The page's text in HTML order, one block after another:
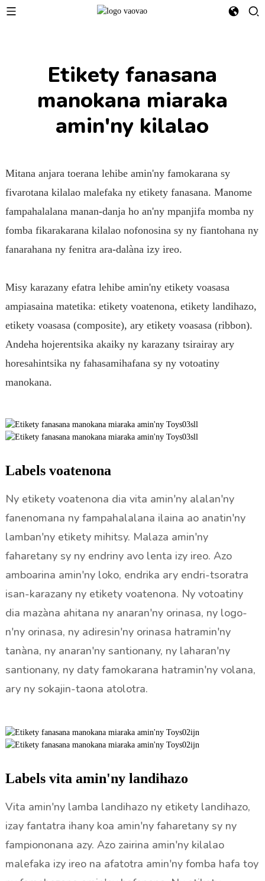
Etikety fanasana
manokana miaraka
amin'ny kilalao
Mitana anjara toerana lehibe amin'ny famokarana sy
fivarotana kilalao malefaka ny etikety fanasana. Manome
fampahalalana manan-danja ho an'ny mpanjifa momba ny
fomba fikarakarana kilalao nofonosina sy ny fiantohana ny
fanarahana ny fenitra ara-dalàna izy ireo.
Misy karazany efatra lehibe amin'ny etikety voasasa
ampiasaina matetika: etikety voatenona, etikety landihazo,
etikety voasasa (composite), ary etikety voasasa (ribbon).
Andeha hojerentsika akaiky ny karazany tsirairay ary
horesahintsika ny fahasamihafana sy ny votoatiny
manokana.
Labels voatenona
Ny etikety voatenona dia vita amin'ny alalan'ny
fanenomana ny fampahalalana ilaina ao anatin'ny
lamban'ny etikety mihitsy. Malaza amin'ny
faharetany sy ny endriny avo lenta izy ireo. Azo
amboarina amin'ny loko, endrika ary endri-tsoratra
isan-karazany ny etikety voatenona. Ny votoatiny
dia mazàna ahitana ny anaran'ny orinasa, ny logo-
n'ny orinasa, ny adiresin'ny orinasa hatramin'ny
tanàna, ny anaran'ny santionany, ny laharan'ny
santionany, ny daty famokarana hatramin'ny volana,
ary ny sokajin-taona atolotra.
Labels vita amin'ny landihazo
Vita amin'ny lamba landihazo ny etikety landihazo,
izay fantatra ihany koa amin'ny faharetany sy ny
fampiononana azy. Azo zairina amin'ny kilalao
malefaka izy ireo na afatotra amin'ny fomba hafa toy